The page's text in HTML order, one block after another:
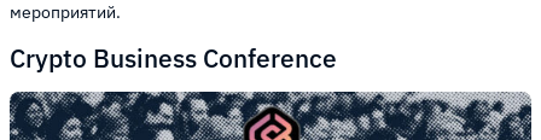
мероприятий.
Crypto Business Conference